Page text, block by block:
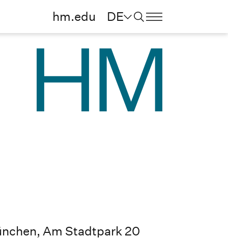
hm.edu DE
Am Stadtpark 20